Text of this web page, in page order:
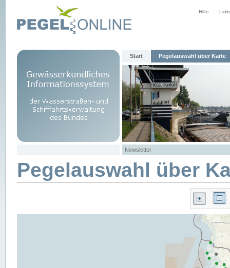
Hilfe
Start Pegelauswahl über Karte
Newsletter
Pegelauswahl über